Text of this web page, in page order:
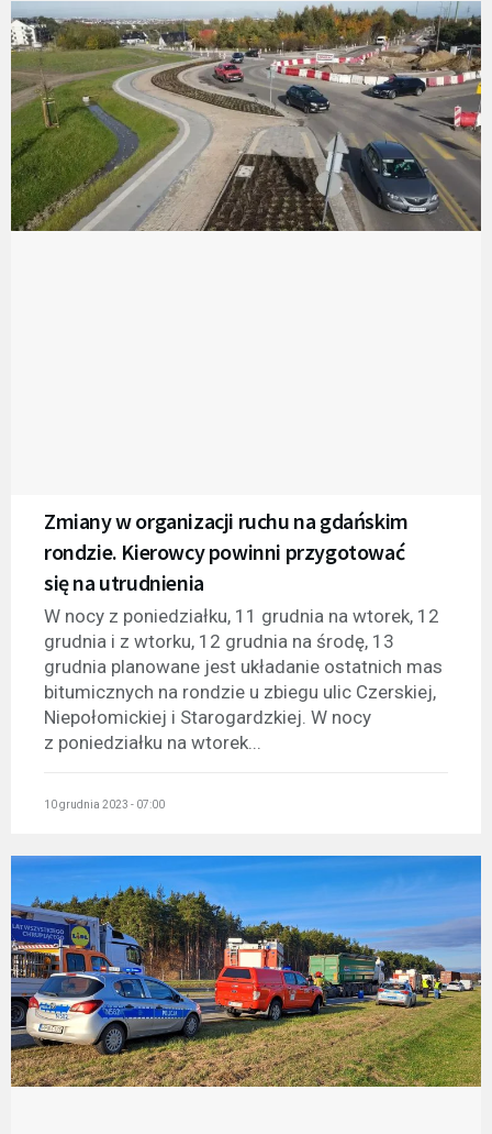
Zmiany w organizacji ruchu na gdańskim
rondzie. Kierowcy powinni przygotować
się na utrudnienia
W nocy z poniedziałku, 11 grudnia na wtorek, 12
grudnia i z wtorku, 12 grudnia na środę, 13
grudnia planowane jest układanie ostatnich mas
bitumicznych na rondzie u zbiegu ulic Czerskiej,
Niepołomickiej i Starogardzkiej. W nocy
z poniedziałku na wtorek...
10 grudnia 2023 - 07:00